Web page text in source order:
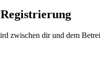
zwischen dir und dem